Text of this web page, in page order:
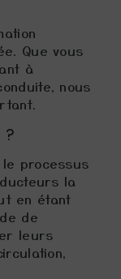
Que vous
à
nous
processus
la
en étant
de
leurs